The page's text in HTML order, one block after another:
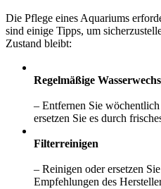
Die Pflege eines Aquariums erfordert regelmäßige Wartung. Hier
sind einige Tipps, um
Zustand bleibt:
Regelmäßige
– Entfernen Sie
ersetzen Sie es durch
Filterreinigen
– Reinigen oder ersetzen
Empfehlungen des